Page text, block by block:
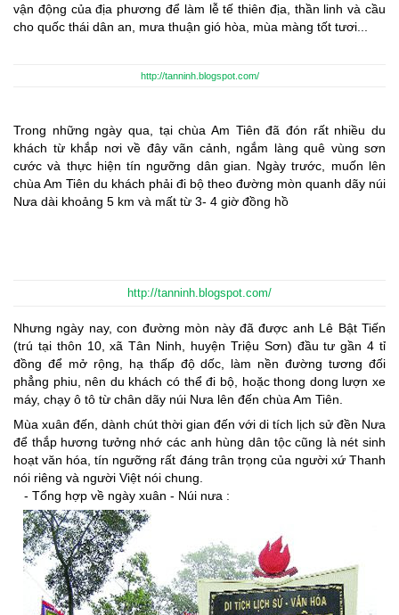
vận động của địa phương để làm lễ tế thiên địa, thần linh và cầu
cho quốc thái dân an, mưa thuận gió hòa, mùa màng tốt tươi...
http://tanninh.blogspot.com/
Trong những ngày qua, tại chùa Am Tiên đã đón rất nhiều du
khách từ khắp nơi về đây vãn cảnh, ngắm làng quê vùng sơn
cước và thực hiện tín ngưỡng dân gian. Ngày trước, muốn lên
chùa Am Tiên du khách phải đi bộ theo đường mòn quanh dãy núi
Nưa dài khoảng 5 km và mất từ 3- 4 giờ đồng hồ
http://tanninh.blogspot.com/
Nhưng ngày nay, con đường mòn này đã được anh Lê Bật Tiến
(trú tại thôn 10, xã Tân Ninh, huyện Triệu Sơn) đầu tư gần 4 tỉ
đồng để mở rộng, hạ thấp độ dốc, làm nền đường tương đối
phẳng phiu, nên du khách có thể đi bộ, hoặc thong dong lượn xe
máy, chạy ô tô từ chân dãy núi Nưa lên đến chùa Am Tiên.
Mùa xuân đến, dành chút thời gian đến với di tích lịch sử đền Nưa
để thắp hương tưởng nhớ các anh hùng dân tộc cũng là nét sinh
hoạt văn hóa, tín ngưỡng rất đáng trân trọng của người xứ Thanh
nói riêng và người Việt nói chung.
- Tổng hợp về ngày xuân - Núi nưa :